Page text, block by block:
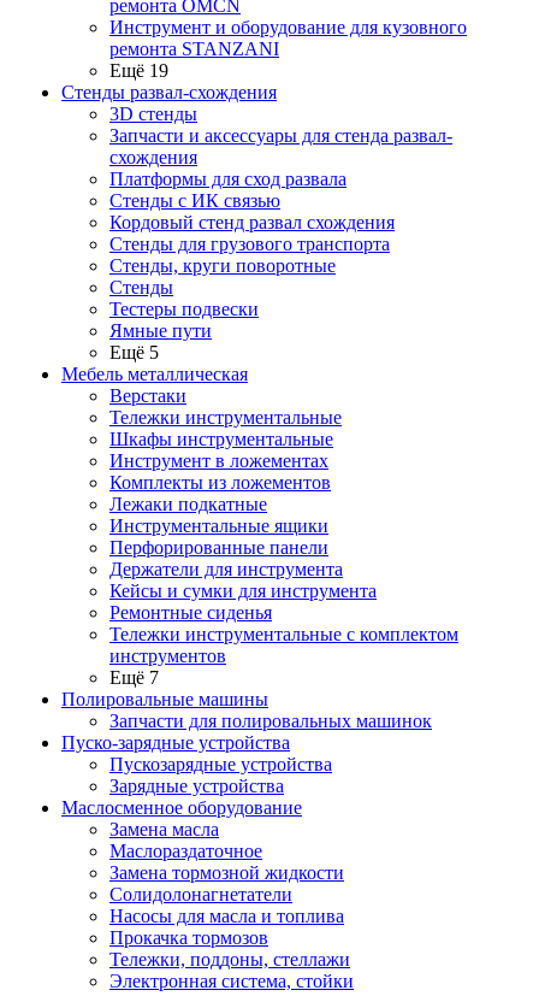
ремонта OMCN
Инструмент и оборудование для кузовного
ремонта STANZANI
Ещё 19
Стенды развал-схождения
3D стенды
Запчасти и аксессуары для стенда развал-
схождения
Платформы для сход развала
Стенды с ИК связью
Кордовый стенд развал схождения
Стенды для грузового транспорта
Стенды, круги поворотные
Стенды
Тестеры подвески
Ямные пути
Ещё 5
Мебель металлическая
Верстаки
Тележки инструментальные
Шкафы инструментальные
Инструмент в ложементах
Комплекты из ложементов
Лежаки подкатные
Инструментальные ящики
Перфорированные панели
Держатели для инструмента
Кейсы и сумки для инструмента
Ремонтные сиденья
Тележки инструментальные с комплектом
инструментов
Ещё 7
Полировальные машины
Запчасти для полировальных машинок
Пуско-зарядные устройства
Пускозарядные устройства
Зарядные устройства
Маслосменное оборудование
Замена масла
Маслораздаточное
Замена тормозной жидкости
Солидолонагнетатели
Насосы для масла и топлива
Прокачка тормозов
Тележки, поддоны, стеллажи
Электронная система, стойки